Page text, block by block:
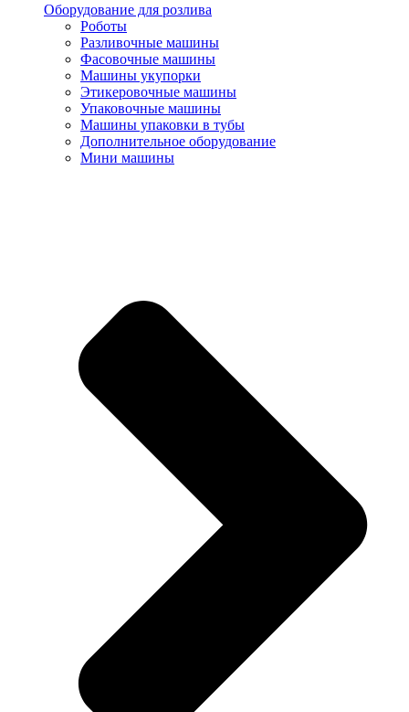
Оборудование для розлива
Роботы
Разливочные машины
Фасовочные машины
Машины укупорки
Этикеровочные машины
Упаковочные машины
Машины упаковки в тубы
Дополнительное оборудование
Мини машины